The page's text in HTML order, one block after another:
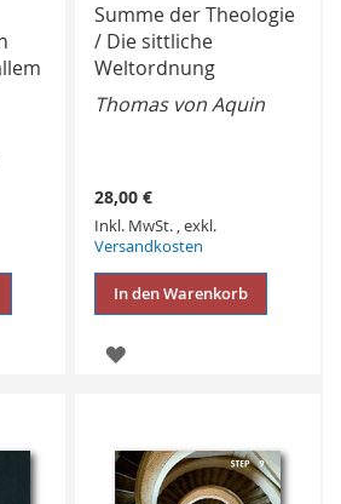
Summe der Theologie
/ Die sittliche
Weltordnung
Thomas von Aquin
28,00 €
Inkl. MwSt. ,exkl.
Versandkosten
In den Warenkorb
ZUR